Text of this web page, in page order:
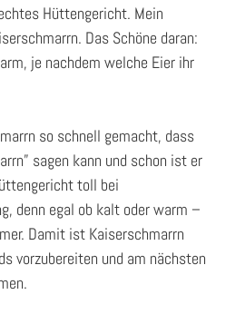
Hüttengericht. Mein
Das Schöne daran:
je nachdem welche Eier ihr
so schnell gemacht, dass
sagen kann und schon ist er
toll bei
denn egal ob kalt oder warm –
Damit ist Kaiserschmarrn
vorzubereiten und am nächsten